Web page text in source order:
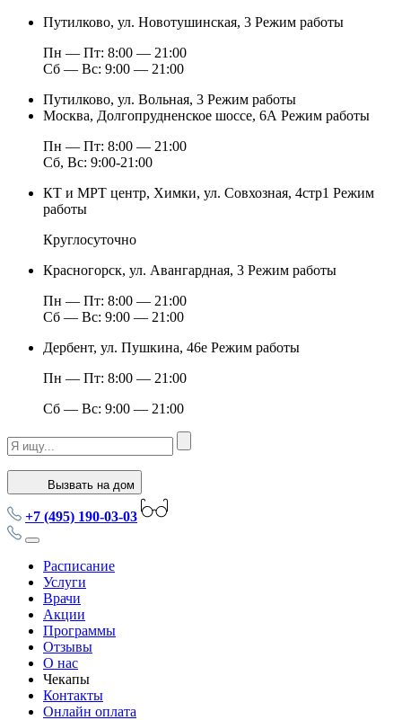
Путилково, ул. Новотушинская, 3 Режим работы
Пн — Пт: 8:00 — 21:00
Сб — Вс: 9:00 — 21:00
Путилково, ул. Вольная, 3 Режим работы
Москва, Долгопрудненское шоссе, 6А Режим работы
Пн — Пт: 8:00 — 21:00
Сб, Вс: 9:00-21:00
КТ и МРТ центр, Химки, ул. Совхозная, 4стр1 Режим
работы
Круглосуточно
Красногорск, ул. Авангардная, 3 Режим работы
Пн — Пт: 8:00 — 21:00
Сб — Вс: 9:00 — 21:00
Дербент, ул. Пушкина, 46е Режим работы
Пн — Пт: 8:00 — 21:00
Сб — Вс: 9:00 — 21:00
Вызвать на дом
+7 (495) 190-03-03
Расписание
Услуги
Врачи
Акции
Программы
Отзывы
О нас
Чекапы
Контакты
Онлайн оплата